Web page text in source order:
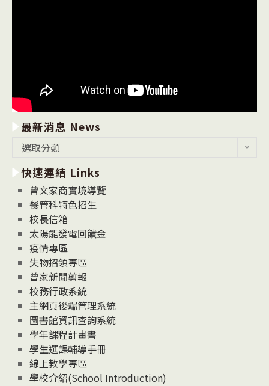
最新消息 News
消
息
News
選取分類
快速連結 Links
曾文家商實境導覽
餐管科特色招生
校長信箱
太陽能發電回饋金
疫情專區
失物招領專區
曾家新聞剪報
校務行政系統
主網頁後端管理系統
圖書館資訊查詢系統
學年課程計畫書
學生選課輔導手冊
線上教學專區
學校介紹(School Introduction)